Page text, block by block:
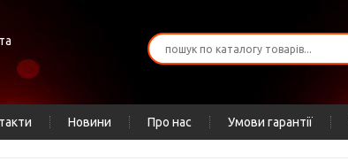
Новини Про нас Умови гарантії